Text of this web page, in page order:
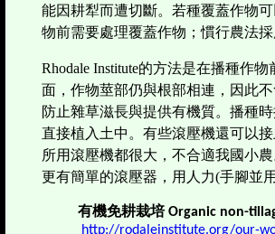
能因耕犁而遭切斷。若種覆蓋作物
物前需要處理覆蓋作物；慣行農法
Rhodale Institute的方法是在播種作
面，作物莖部仍與根部相連，因此
防止雜草滋長與提供有機質。播種
直接植入土中。有些滾壓機還可以
所用滾壓機都很大，不合適我國小
更有簡單的滾壓器，用人力(手腳並
有機免耕栽培 Organic non-
http://rodaleinstitute.org/our-